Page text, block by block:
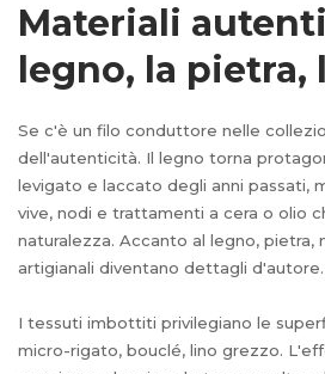
Materiali
legno, la pietra,
Se c'è un filo conduttore nelle
dell'autenticità. Il legno torna
levigato e laccato degli anni passati,
vive, nodi e trattamenti a cera o olio
naturalezza. Accanto al legno, pietra,
artigianali diventano dettagli d'autore.
I tessuti imbottiti privilegiano le
micro-rigato, bouclé, lino grezzo.